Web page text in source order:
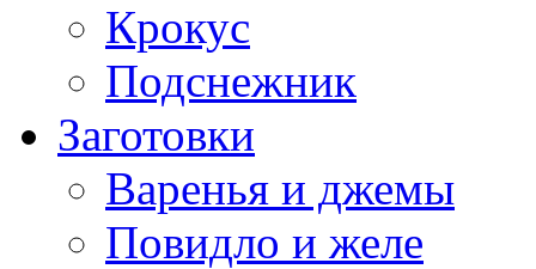
Крокус
Подснежник
Заготовки
Варенья и джемы
Повидло и желе